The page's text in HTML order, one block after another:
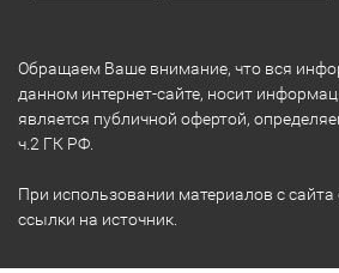
Обращаем Ваше внимание, что вся
данном интернет-сайте, носит
является публичной офертой,
ч.2 ГК РФ.
При использовании материалов с
ссылки на источник.